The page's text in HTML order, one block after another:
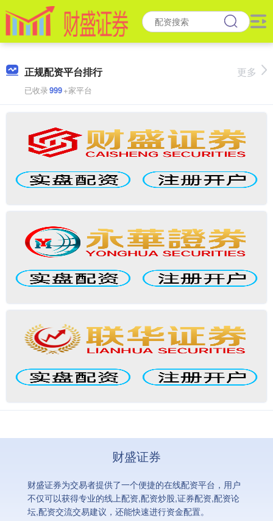
正规配资平台排行
已收录999+家平台
更多
财盛证券
财盛证券为交易者提供了一个便捷的在线配资平台，用户
不仅可以获得专业的线上配资,配资炒股,证券配资,配资论
坛,配资交流交易建议，还能快速进行资金配置。